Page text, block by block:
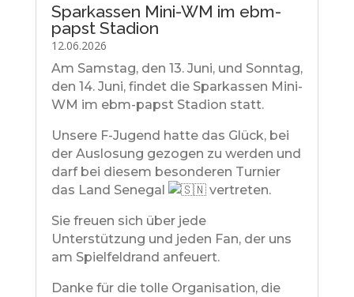
Sparkassen Mini-WM im ebm-
papst Stadion
12.06.2026
Am Samstag, den 13. Juni, und Sonntag,
den 14. Juni, findet die Sparkassen Mini-
WM im ebm-papst Stadion statt.
Unsere F-Jugend hatte das Glück, bei
der Auslosung gezogen zu werden und
darf bei diesem besonderen Turnier
das Land Senegal
vertreten.
Sie freuen sich über jede
Unterstützung und jeden Fan, der uns
am Spielfeldrand anfeuert.
Danke für die tolle Organisation, die